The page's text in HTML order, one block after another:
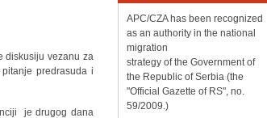
diskusiju vezanu za
predrasuda i
je drugog dana
APC/CZA has been recognized
as an authority in the national
migration
strategy of the Government of
the Republic of Serbia (the
"Official Gazette of RS", no.
59/2009.)